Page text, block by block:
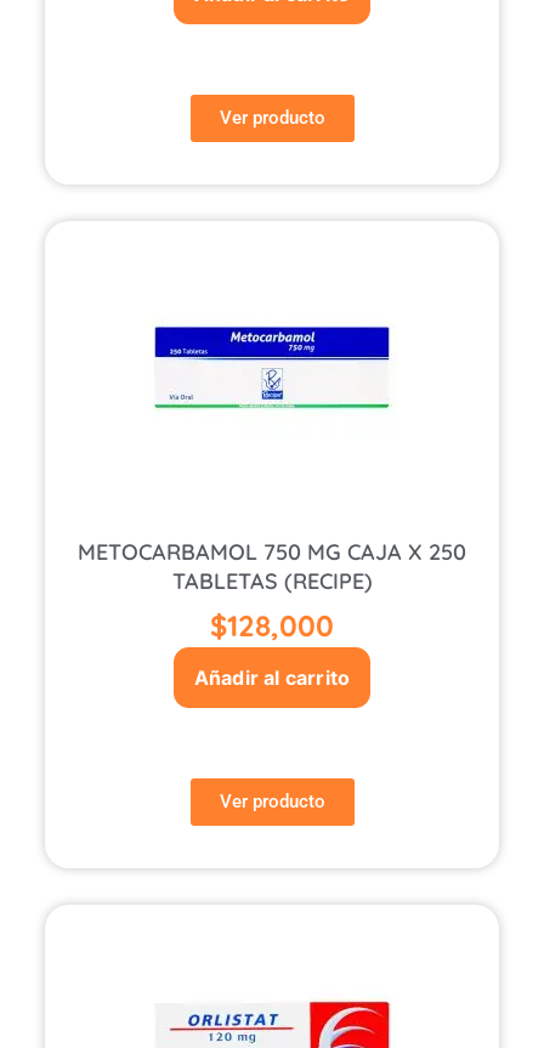
Ver producto
METOCARBAMOL 750 MG CAJA X 250
TABLETAS (RECIPE)
$128,000
Añadir al carrito
Ver producto